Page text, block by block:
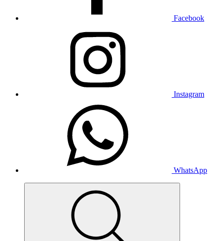
Facebook
Instagram
WhatsApp